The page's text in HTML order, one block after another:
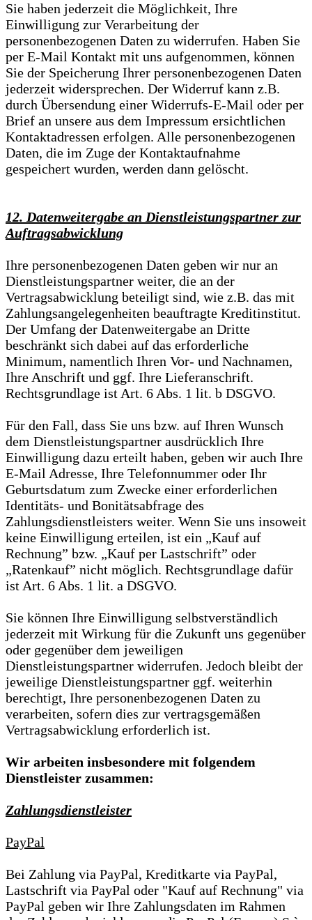
Sie haben jederzeit die Möglichkeit, Ihre
Einwilligung zur Verarbeitung der
personenbezogenen Daten zu widerrufen. Haben Sie
per E-Mail Kontakt mit uns aufgenommen, können
Sie der Speicherung Ihrer personenbezogenen Daten
jederzeit widersprechen. Der Widerruf kann z.B.
durch Übersendung einer Widerrufs-E-Mail oder per
Brief an unsere aus dem Impressum ersichtlichen
Kontaktadressen erfolgen. Alle personenbezogenen
Daten, die im Zuge der Kontaktaufnahme
gespeichert wurden, werden dann gelöscht.
12. Datenweitergabe an Dienstleistungspartner zur
Auftragsabwicklung
Ihre personenbezogenen Daten geben wir nur an
Dienstleistungspartner weiter, die an der
Vertragsabwicklung beteiligt sind, wie z.B. das mit
Zahlungsangelegenheiten beauftragte Kreditinstitut.
Der Umfang der Datenweitergabe an Dritte
beschränkt sich dabei auf das erforderliche
Minimum, namentlich Ihren Vor- und Nachnamen,
Ihre Anschrift und ggf. Ihre Lieferanschrift.
Rechtsgrundlage ist Art. 6 Abs. 1 lit. b DSGVO.
Für den Fall, dass Sie uns bzw. auf Ihren Wunsch
dem Dienstleistungspartner ausdrücklich Ihre
Einwilligung dazu erteilt haben, geben wir auch Ihre
E-Mail Adresse, Ihre Telefonnummer oder Ihr
Geburtsdatum zum Zwecke einer erforderlichen
Identitäts- und Bonitätsabfrage des
Zahlungsdienstleisters weiter. Wenn Sie uns insoweit
keine Einwilligung erteilen, ist ein „Kauf auf
Rechnung” bzw. „Kauf per Lastschrift” oder
„Ratenkauf” nicht möglich. Rechtsgrundlage dafür
ist Art. 6 Abs. 1 lit. a DSGVO.
Sie können Ihre Einwilligung selbstverständlich
jederzeit mit Wirkung für die Zukunft uns gegenüber
oder gegenüber dem jeweiligen
Dienstleistungspartner widerrufen. Jedoch bleibt der
jeweilige Dienstleistungspartner ggf. weiterhin
berechtigt, Ihre personenbezogenen Daten zu
verarbeiten, sofern dies zur vertragsgemäßen
Vertragsabwicklung erforderlich ist.
Wir arbeiten insbesondere mit folgendem
Dienstleister zusammen:
Zahlungsdienstleister
PayPal
Bei Zahlung via PayPal, Kreditkarte via PayPal,
Lastschrift via PayPal oder "Kauf auf Rechnung" via
PayPal geben wir Ihre Zahlungsdaten im Rahmen